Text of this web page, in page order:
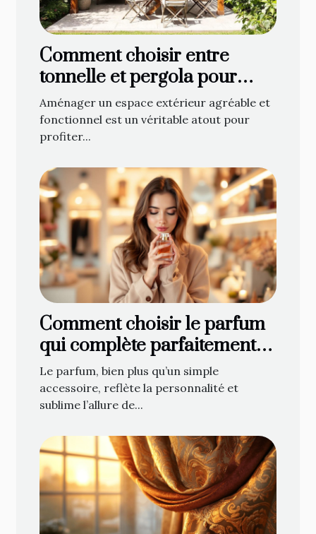
Comment choisir entre
tonnelle et pergola pour
optimiser votre espace
extérieur ?
Aménager un espace extérieur agréable et
fonctionnel est un véritable atout pour
profiter...
Comment choisir le parfum
qui complète parfaitement
votre style ?
Le parfum, bien plus qu’un simple
accessoire, reflète la personnalité et
sublime l’allure de...